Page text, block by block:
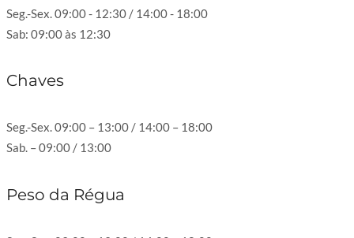
Seg.-Sex. 09:00 - 12:30 / 14:00 - 18:00
Sab: 09:00 às 12:30
Chaves
Seg.-Sex. 09:00 – 13:00 / 14:00 – 18:00
Sab. – 09:00 / 13:00
Peso da Régua